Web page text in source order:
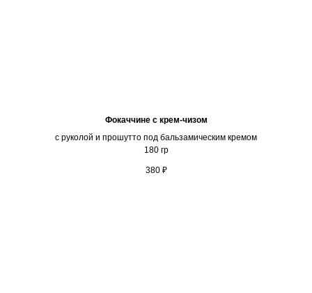
Фокаччине с крем-чизом
с руколой и прошутто под бальзамическим кремом
180 гр
380 ₽